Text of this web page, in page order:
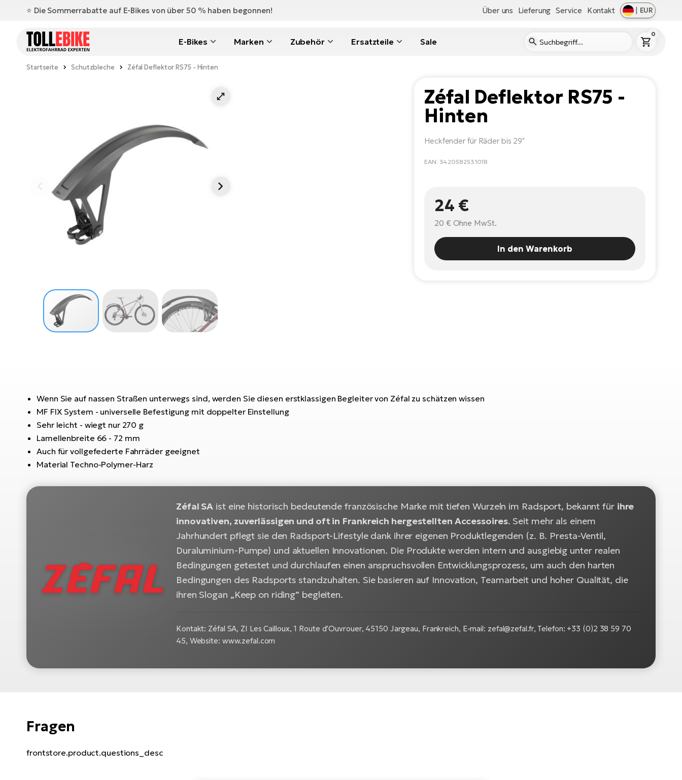
⭐️ Die Sommerrabatte auf E-Bikes von über 50 % haben begonnen! Über uns Lieferung Service Kontakt | EUR
E-Bikes Marken Zubehör Ersatzteile Sale
0
Startseite Schutzbleche Zéfal Deflektor RS75 - Hinten
Zéfal Deflektor RS75 -
Hinten
Heckfender für Räder bis 29"
EAN: 3420582531018
24 €
20 € Ohne MwSt.
In den Warenkorb
Wenn Sie auf nassen Straßen unterwegs sind, werden Sie diesen erstklassigen Begleiter von Zéfal zu schätzen wissen
MF FIX System - universelle Befestigung mit doppelter Einstellung
Sehr leicht - wiegt nur 270 g
Lamellenbreite 66 - 72 mm
Auch für vollgefederte Fahrräder geeignet
Material Techno-Polymer-Harz
Zéfal SA ist eine historisch bedeutende französische Marke mit tiefen Wurzeln im Radsport, bekannt für ihre
innovativen, zuverlässigen und oft in Frankreich hergestellten Accessoires. Seit mehr als einem
Jahrhundert pflegt sie den Radsport-Lifestyle dank ihrer eigenen Produktlegenden (z. B. Presta-Ventil,
Duraluminium-Pumpe) und aktuellen Innovationen. Die Produkte werden intern und ausgiebig unter realen
Bedingungen getestet und durchlaufen einen anspruchsvollen Entwicklungsprozess, um auch den harten
Bedingungen des Radsports standzuhalten. Sie basieren auf Innovation, Teamarbeit und hoher Qualität, die
ihren Slogan „Keep on riding” begleiten.
Kontakt: Zéfal SA, ZI Les Cailloux, 1 Route d’Ouvrouer, 45150 Jargeau, Frankreich, E-mail: zefal@zefal.fr, Telefon: +33 (0)2 38 59 70
45, Website: www.zefal.com
Fragen
frontstore.product.questions_desc